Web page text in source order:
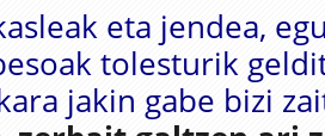
eta jendea,
tolesturik
jakin gabe bizi